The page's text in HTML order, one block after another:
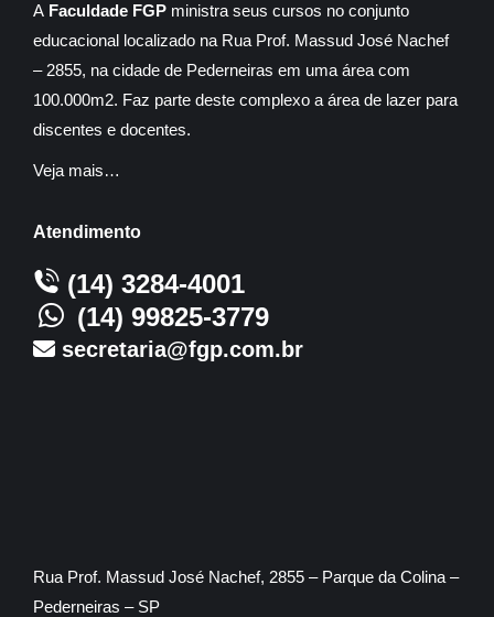
A Faculdade FGP ministra seus cursos no conjunto
educacional localizado na Rua Prof. Massud José Nachef
– 2855, na cidade de Pederneiras em uma área com
100.000m2. Faz parte deste complexo a área de lazer para
discentes e docentes.
Veja mais…
Atendimento
(14) 3284-4001
(14) 99825-3779
secretaria@fgp.com.br
Rua Prof. Massud José Nachef, 2855 – Parque da Colina –
Pederneiras – SP